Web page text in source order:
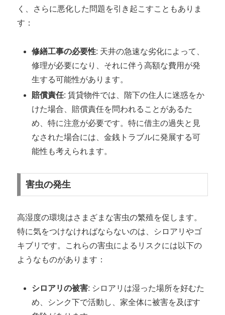
く、さらに悪化した問題を引き起こすこともありま
す：
修繕工事の必要性: 天井の急速な劣化によって、
修理が必要になり、それに伴う高額な費用が発
生する可能性があります。
賠償責任: 賃貸物件では、階下の住人に迷惑をか
けた場合、賠償責任を問われることがあるた
め、特に注意が必要です。特に借主の過失と見
なされた場合には、金銭トラブルに発展する可
能性も考えられます。
害虫の発生
高湿度の環境はさまざまな害虫の繁殖を促します。
特に気をつけなければならないのは、シロアリやゴ
キブリです。これらの害虫によるリスクには以下の
ようなものがあります：
シロアリの被害: シロアリは湿った場所を好むた
め、シンク下で活動し、家全体に被害を及ぼす